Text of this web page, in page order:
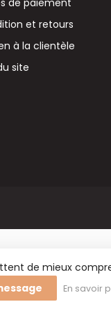
de paiement
et retours
à la clientèle
site
fournitures de
de mieux
En savoir